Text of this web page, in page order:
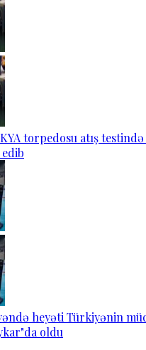
torpedosu atış
heyəti Türkiyənin
oldu